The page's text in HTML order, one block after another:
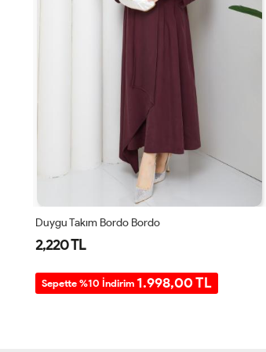
Duygu Takım Bordo Bordo
2,220 TL
Sepette %10 İndirim 1.998,00 TL